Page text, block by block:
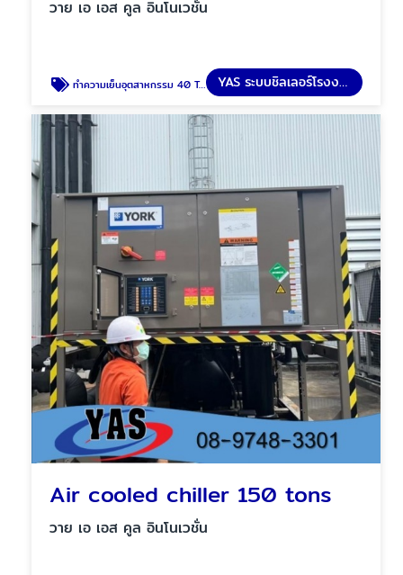
วาย เอ เอส คูล อินโนเวชั่น
ทำความเย็นอุตสาหกรรม 40 Ton Air Cooled Water Chiller YAS ระบบชิลเลอร์โรงงาน
Air cooled chiller 150 tons
วาย เอ เอส คูล อินโนเวชั่น